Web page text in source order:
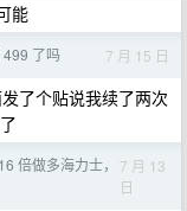
能
499 了吗 7 月 15 日
了个贴说我续了两次
倍做多海力士，
7 月 13
日